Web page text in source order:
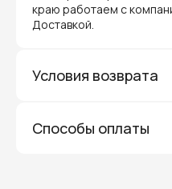
краю работаем с
Доставкой.
Условия возврата
Способы оплаты
через официальные
в Приморском крае.
быструю и эффективную
чтобы ваш бизнес работал